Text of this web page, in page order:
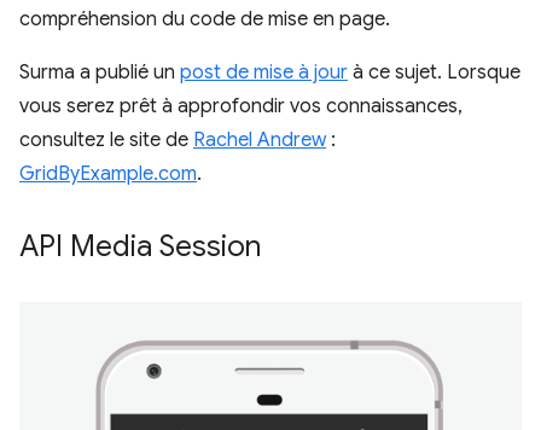
compréhension du code de mise en page.
Surma a publié un post de mise à jour à ce sujet. Lorsque
vous serez prêt à approfondir vos connaissances,
consultez le site de Rachel Andrew:
GridByExample.com.
API Media Session